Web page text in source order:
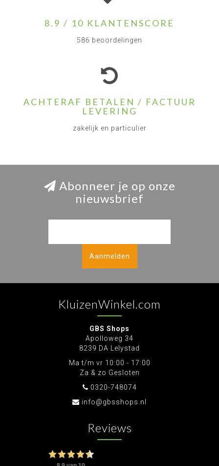
8.9 / 10 KLANTENSCORE
586 beoordelingen
ACHTERAF BETALEN / FACTUUR
LEVERING
zakelijk en particulier
Abonneer je op onze
nieuwsbrief
Aanmelden
KluizenWinkel.com
GBS Shops
Apolloweg 34
8239 DA Lelystad
Ma t/m vr 10:00 - 17:00
Za & zo Gesloten
0320-748074
info@gbsshops.nl
Reviews